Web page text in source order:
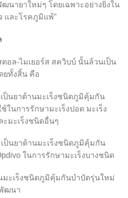
นายาใหม่ๆ โดยเฉพาะอย่างยิ่งใน
และโรคภูมิแพ้”
ล-ไมเยอร์ส สควิบบ์ นั้นล้วนเป็น
ดยทั้งสิ้น คือ
เป็นยาต้านมะเร็งชนิดภูมิคุ้มกัน
ในการรักษามะเร็งปอด มะเร็ง
มะเร็งชนิดอื่นๆ
เป็นยาต้านมะเร็งชนิดภูมิคุ้มกัน
ในการรักษามะเร็งบางชนิด
มะเร็งชนิดภูมิคุ้มกันบำบัดรุ่นใหม่
ฒนา